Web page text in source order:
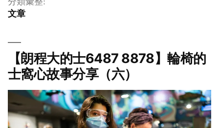
文章
【朗程大的士6487 8878】輪椅的
士窩心故事分享（六）